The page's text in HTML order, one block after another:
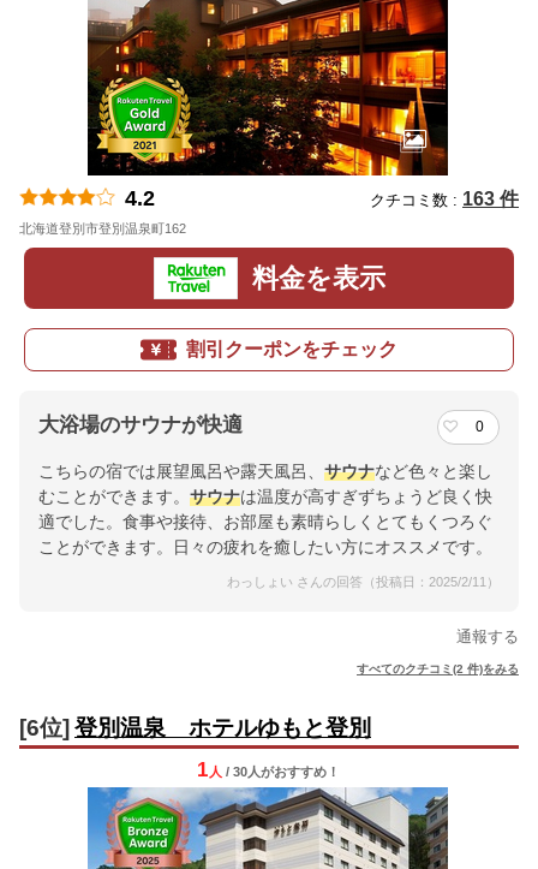
4.2 クチコミ数 : 163 件
北海道登別市登別温泉町162
料金を表示
割引クーポンをチェック
大浴場のサウナが快適 0
こちらの宿では展望風呂や露天風呂、 サウナなど色々と楽し
むことができます。 サウナは温度が高すぎずちょうど良く快
適でした。食事や接待、お部屋も素晴らしくとてもくつろぐ
ことができます。日々の疲れを癒したい方にオススメです。
わっしょい さんの回答（投稿日：2025/2/11）
通報する
すべてのクチコミ(2 件)をみる
[6位] 登別温泉 ホテルゆもと登別
1 人 / 30人がおすすめ！